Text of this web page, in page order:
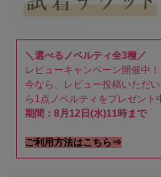
＼選べるノベルティ全3種／
レビューキャンペーン開催中！
今なら、レビュー投稿いただ
ら1点ノベルティをプレゼント
期間：8月12日(水)11時まで
ご利用方法はこちら⇒